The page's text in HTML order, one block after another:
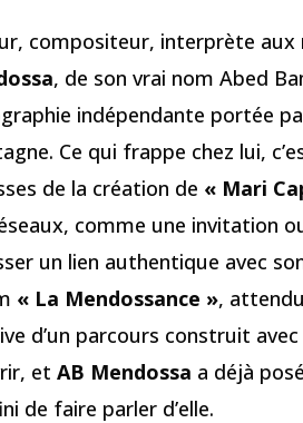
compositeur, interprète aux
, de son vrai nom Abed
indépendante portée
Ce qui frappe chez lui,
de la création de « Mari
comme une invitation
un lien authentique avec
« La Mendossance »,
d’un parcours construit
et AB Mendossa a déjà
de faire parler d’elle.